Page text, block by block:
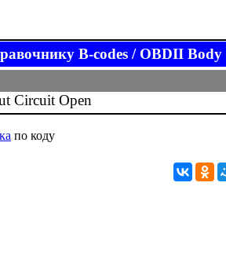
B-codes / OBDII Body
Circuit Open
по коду